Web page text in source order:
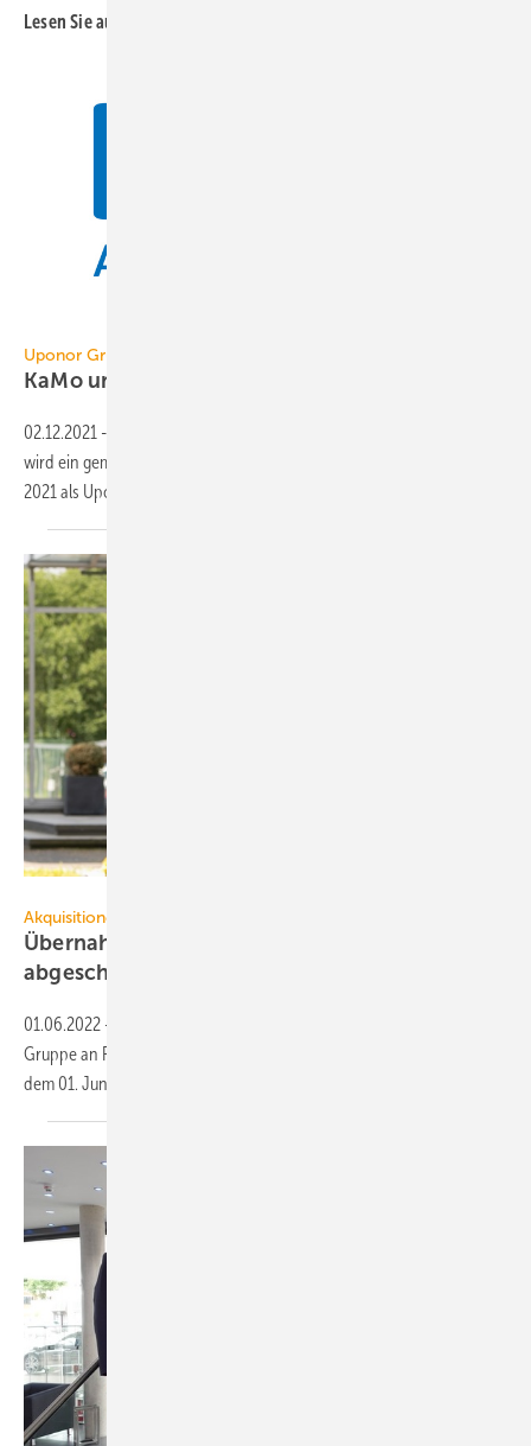
Lesen Sie auch:
Uponor Gruppe
KaMo und Delta Systemtechnik
02.12.2021 -
wird ein gemeinsames Unternehmen. Es firmiert seit dem 1. Dezember
2021 als Uponor Kamo
Akquisitionen
Übernahme von Kludi durch RAK Ceramics ist
abgeschlossen
01.06.2022 -
Gruppe an RAK Ceramics zugestimmt. Die Übernahme ist damit seit
dem 01. Juni 2022